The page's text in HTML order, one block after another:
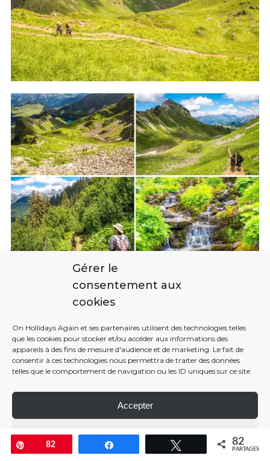
Gérer le
consentement aux
cookies
On Hollidays Again et ses partenaires utilisent des technologies telles
que les cookies pour stocker et/ou accéder aux informations des
appareils à des fins de mesure d'audience et de marketing. Le fait de
consentir à ces technologies nous permettra de traiter des données
telles que le comportement de navigation ou les ID uniques sur ce site.
Accepter
Paramétrer
Quel équipement prévoir pour
la randonnée Lac Lioson-Pic
Des bonnes chaussures montantes (nous
utilisonsSalomonetLowa), qui tiennent bien
les chevilles. C’est la base sur ce type de
chemin et ça peut éviter bien des problèmes.
On te conseille aussi de prendre les bâtons
une grande marcheuse nous l’a conseillé.
Enregistrer
82 Tweetez 82
PARTAGES